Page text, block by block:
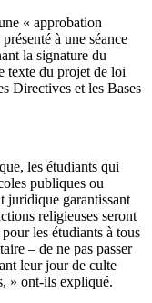
« approbation
à une séance
la signature du
texte du projet de loi
Directives et les Bases
les étudiants qui
publiques ou
juridique garantissant
religieuses seront
les étudiants à tous
– de ne pas passer
leur jour de culte
» ont-ils expliqué.